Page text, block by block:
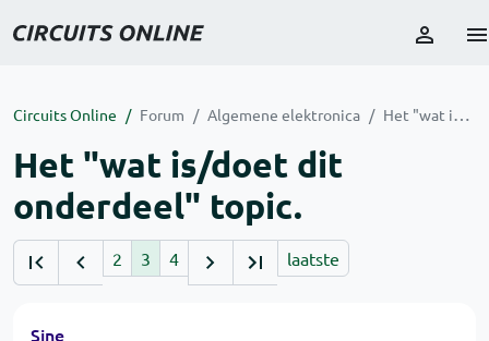
Circuits Online Forum Algemene elektronica Het "wat is/doet dit onderdeel" topic.
Het "wat is/doet dit
onderdeel" topic.
2 3 4 laatste
Sine